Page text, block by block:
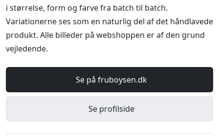
i størrelse, form og farve fra batch til batch.
Variationerne ses som en naturlig del af det håndlavede
produkt. Alle billeder på webshoppen er af den grund
vejledende.
Se på fruboysen.dk
Se profilside